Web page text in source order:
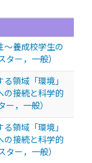
～養成校学生の
ター，一般）
領域「環境」
接続と科学的
ー，一般）
領域「環境」
接続と科学的
ター，一般）